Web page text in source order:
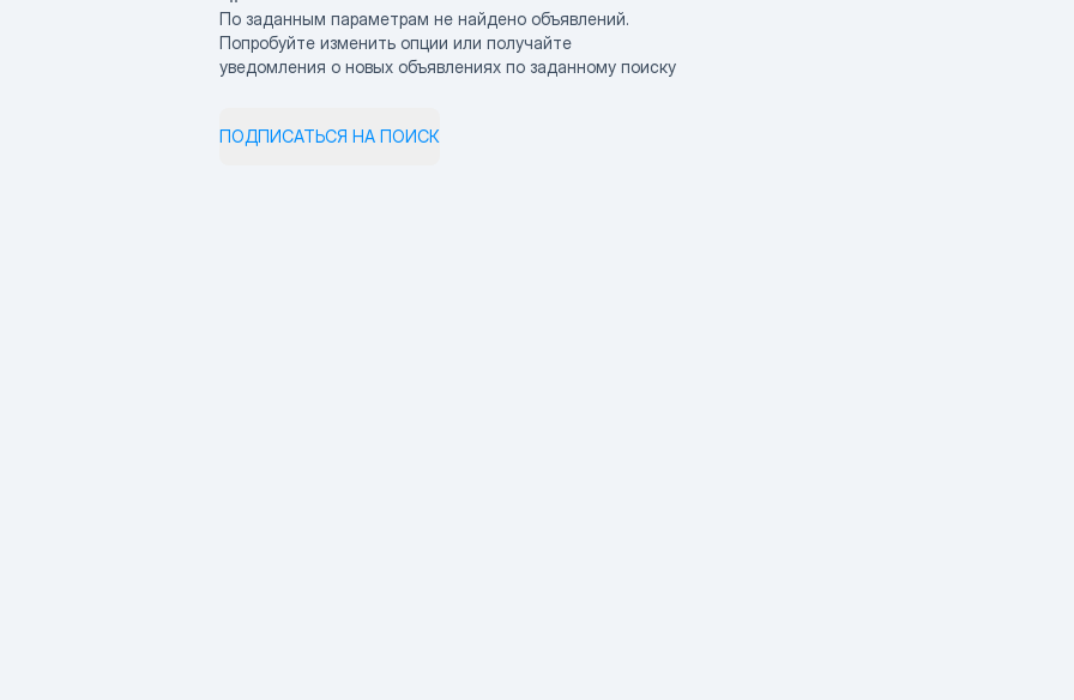
По заданным параметрам не найдено объявлений.
Попробуйте изменить опции или получайте
уведомления о новых объявлениях по заданному поиску
ПОДПИСАТЬСЯ НА ПОИСК